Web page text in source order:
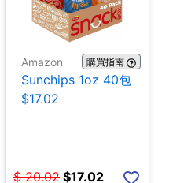
Amazon 購買指南
Sunchips 1oz 40包
$17.02
$ 20.02 $17.02